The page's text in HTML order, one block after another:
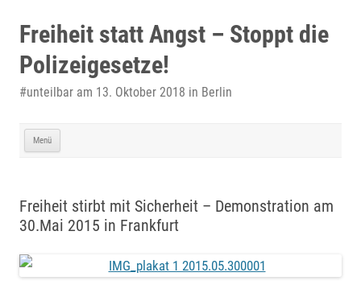
springen
Freiheit statt Angst – Stoppt die
Polizeigesetze!
#unteilbar am 13. Oktober 2018 in Berlin
Menü
Freiheit stirbt mit Sicherheit – Demonstration am
30.Mai 2015 in Frankfurt